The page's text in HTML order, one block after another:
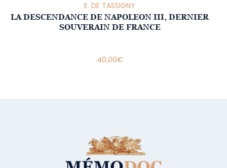
E. DE TASSIGNY
LA DESCENDANCE DE NAPOLEON III, DERNIER
SOUVERAIN DE FRANCE
40,00€